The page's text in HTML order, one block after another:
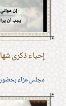
إحياء ذكرى
مجلس عزاء بحضور